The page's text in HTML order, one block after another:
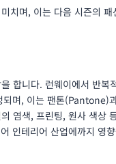
치며, 이는 다음 시즌의 패
합니다. 런웨이에서 반복
며, 이는 팬톤(Pantone)
염색, 프린팅, 원사 색상
인테리어 산업에까지 영